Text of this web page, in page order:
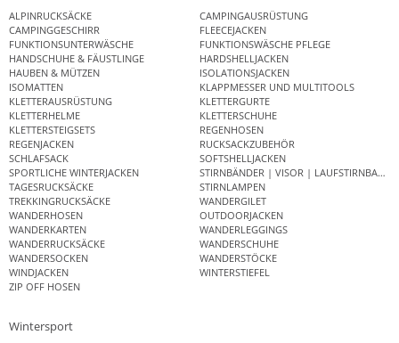
ALPINRUCKSÄCKE
CAMPINGAUSRÜSTUNG
CAMPINGGESCHIRR
FLEECEJACKEN
FUNKTIONSUNTERWÄSCHE
FUNKTIONSWÄSCHE PFLEGE
HANDSCHUHE & FÄUSTLINGE
HARDSHELLJACKEN
HAUBEN & MÜTZEN
ISOLATIONSJACKEN
ISOMATTEN
KLAPPMESSER UND MULTITOOLS
KLETTERAUSRÜSTUNG
KLETTERGURTE
KLETTERHELME
KLETTERSCHUHE
KLETTERSTEIGSETS
REGENHOSEN
REGENJACKEN
RUCKSACKZUBEHÖR
SCHLAFSACK
SOFTSHELLJACKEN
SPORTLICHE WINTERJACKEN
STIRNBÄNDER | VISOR | LAUFSTIRNBAND
TAGESRUCKSÄCKE
STIRNLAMPEN
TREKKINGRUCKSÄCKE
WANDERGILET
WANDERHOSEN
OUTDOORJACKEN
WANDERKARTEN
WANDERLEGGINGS
WANDERRUCKSÄCKE
WANDERSCHUHE
WANDERSOCKEN
WANDERSTÖCKE
WINDJACKEN
WINTERSTIEFEL
ZIP OFF HOSEN
Wintersport